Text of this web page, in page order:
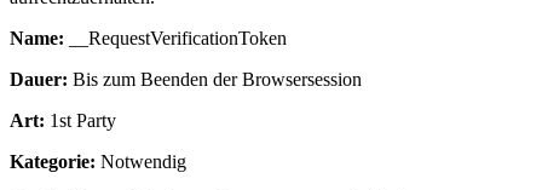
Name: __RequestVerificationToken
Dauer: Bis zum Beenden der Browsersession
Art: 1st Party
Kategorie: Notwendig